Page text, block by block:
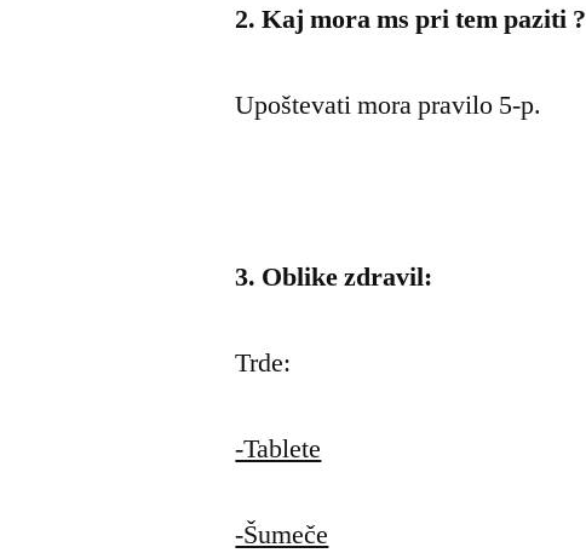
2. Kaj mora ms pri tem paziti ?
Upoštevati mora pravilo 5-p.
3. Oblike zdravil:
Trde:
-Tablete
-Šumeče